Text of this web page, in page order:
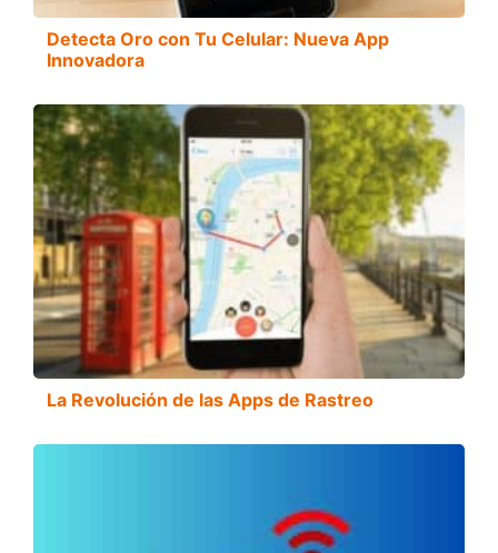
Detecta Oro con Tu Celular: Nueva App
Innovadora
La Revolución de las Apps de Rastreo